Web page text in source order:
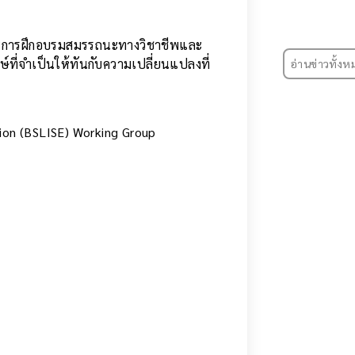
ารฝึกอบรมสมรรถนะทางวิชาชีพและ
ที่จำเป็นให้ทันกับความเปลี่ยนแปลงที่
(BSLISE) Working Group
อ่านข่าวทั้งห